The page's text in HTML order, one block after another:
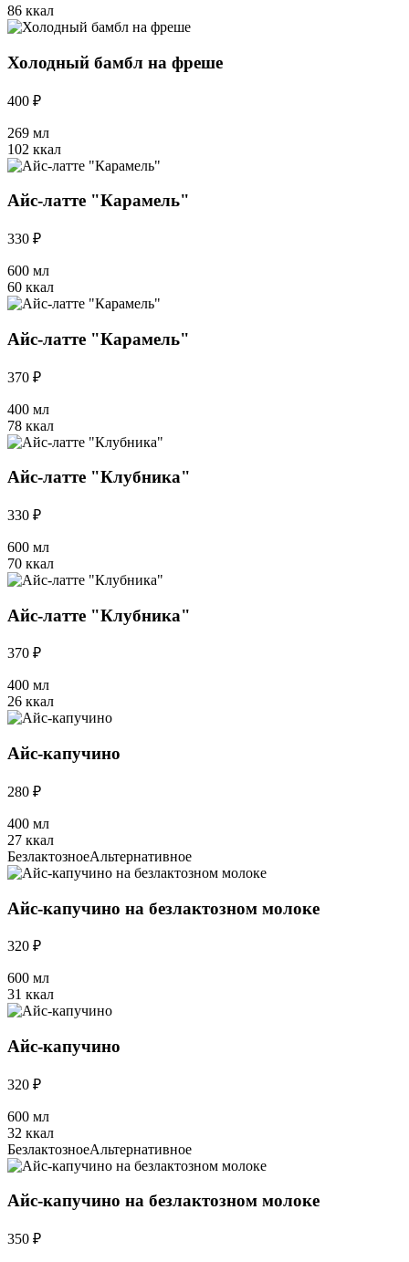
86 ккал
Холодный бамбл на фреше
400 ₽
269 мл
102 ккал
Айс-латте "Карамель"
330 ₽
600 мл
60 ккал
Айс-латте "Карамель"
370 ₽
400 мл
78 ккал
Айс-латте "Клубника"
330 ₽
600 мл
70 ккал
Айс-латте "Клубника"
370 ₽
400 мл
26 ккал
Айс-капучино
280 ₽
400 мл
27 ккал
БезлактозноеАльтернативное
Айс-капучино на безлактозном молоке
320 ₽
600 мл
31 ккал
Айс-капучино
320 ₽
600 мл
32 ккал
БезлактозноеАльтернативное
Айс-капучино на безлактозном молоке
350 ₽